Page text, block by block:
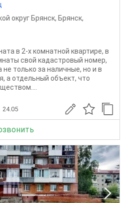
округ Брянск, Брянск,
в 2-х комнатной квартире, в
свой кадастровый номер,
только за наличные, но и в
а отдельный объект, что
24.05